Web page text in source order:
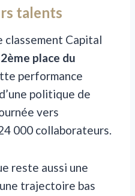
talents
classement Capital
2ème place du
performance
politique de
vers
000 collaborateurs.
reste aussi une
trajectoire bas